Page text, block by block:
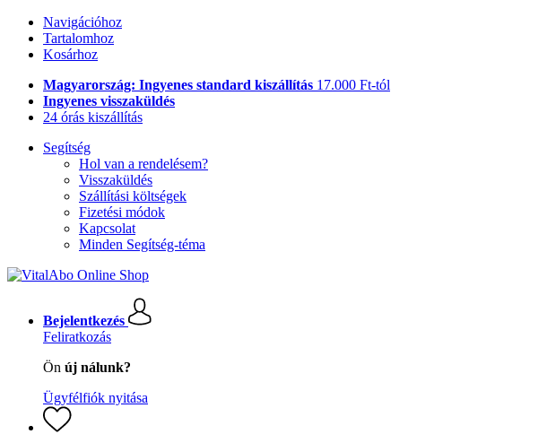
Navigációhoz
Tartalomhoz
Kosárhoz
Magyarország: Ingyenes standard kiszállítás 17.000 Ft-tól
Ingyenes visszaküldés
24 órás kiszállítás
Segítség
Hol van a rendelésem?
Visszaküldés
Szállítási költségek
Fizetési módok
Kapcsolat
Minden Segítség-téma
Bejelentkezés
Feliratkozás
Ön új nálunk?
Ügyfélfiók nyitása